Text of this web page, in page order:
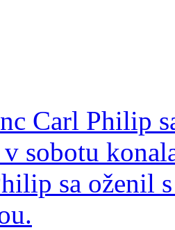
Carl Philip
sobotu
sa oženil